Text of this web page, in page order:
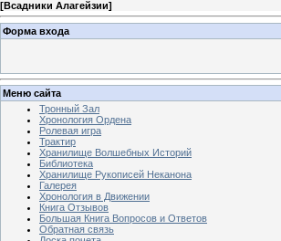
[Всадники Алагейзии]
Форма входа
Меню сайта
Тронный Зал
Хронология Ордена
Ролевая игра
Трактир
Хранилище Волшебных Историй
Библиотека
Хранилище Рукописей Неканона
Галерея
Хронология в Движении
Книга Отзывов
Большая Книга Вопросов и Ответов
Обратная связь